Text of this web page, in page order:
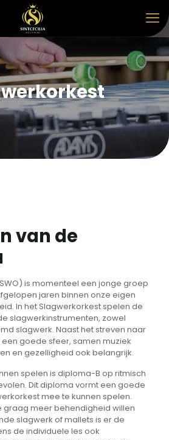
van de
is momenteel een jonge groep
jaren binnen onze eigen
In het Slagwerkorkest spelen de
slagwerkinstrumenten, zowel
slagwerk. Naast het streven naar
goede sfeer, samen muziek
en gezelligheid ook belangrijk.
spelen is diploma-B op ritmisch
Dit diploma vormt een goede
mee te kunnen spelen.
graag meer behendigheid willen
slagwerk of mallets is er de
de individuele les ook